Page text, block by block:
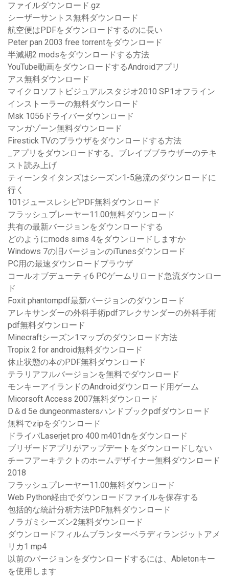
ファイルダウンロード.gz
シーザーサントス無料ダウンロード
航空便はPDFをダウンロードするのに長い
Peter pan 2003 free torrentをダウンロード
半減期2 modsをダウンロードする方法
YouTube動画をダウンロードするAndroidアプリ
アス無料ダウンロード
マイクロソフトビジュアルスタジオ2010 SP1オフライン
インストーラーの無料ダウンロード
Msk 1056ドライバーダウンロード
マンガゾーン無料ダウンロード
Firestick TVのブラウザをダウンロードする方法
_アプリをダウンロードする。ブレイブブラウザーのテキ
スト読み上げ
ティーンタイタンズはシーズン1-5急流のダウンロードに
行く
101ジュースレシピPDF無料ダウンロード
フラッシュプレーヤー11.00無料ダウンロード
共有の最新バージョンをダウンロードする
どのようにmods sims 4をダウンロードしますか
Windows 7の旧バージョンのiTunesダウンロード
PC用の最速ダウンロードブラウザ
コールオブデューティ6 PCゲームリロード急流ダウンロー
ド
Foxit phantompdf最新バージョンのダウンロード
アレキサンダーの外科手術pdfアレクサンダーの外科手術
pdf無料ダウンロード
Minecraftシーズン1マップのダウンロード方法
Tropix 2 for android無料ダウンロード
休止状態の本のPDF無料ダウンロード
テラリアフルバージョンを無料でダウンロード
モンキーアイランドのAndroidダウンロード用ゲーム
Micorsoft Access 2007無料ダウンロード
D＆d 5e dungeonmastersハンドブックpdfダウンロード
無料でzipをダウンロード
ドライバLaserjet pro 400 m401dnをダウンロード
ブリザードアプリがアップデートをダウンロードしない
チーフアーキテクトのホームデザイナー無料ダウンロード
2018
フラッシュプレーヤー11.00無料ダウンロード
Web Python経由でダウンロードファイルを保存する
包括的な統計分析方法PDF無料ダウンロード
ノラガミシーズン2無料ダウンロード
ダウンロードフィルムブランターベラディランジットアメ
リカ1 mp4
以前のバージョンをダウンロードするには、Abletonキー
を使用します